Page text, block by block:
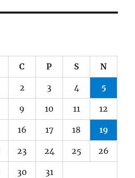
C P S N
2 3 4 5
9 10 11 12
16 17 18 19
23 24 25 26
30 31